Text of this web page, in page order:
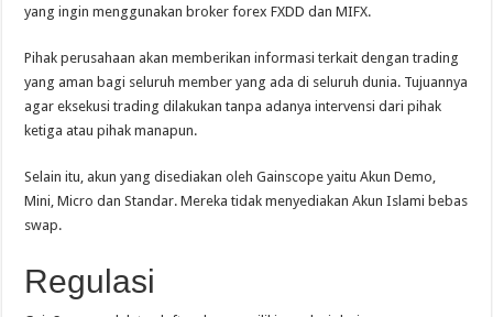
yang ingin menggunakan broker forex FXDD dan MIFX.
Pihak perusahaan akan memberikan informasi terkait dengan trading
yang aman bagi seluruh member yang ada di seluruh dunia. Tujuannya
agar eksekusi trading dilakukan tanpa adanya intervensi dari pihak
ketiga atau pihak manapun.
Selain itu, akun yang disediakan oleh Gainscope yaitu Akun Demo,
Mini, Micro dan Standar. Mereka tidak menyediakan Akun Islami bebas
swap.
Regulasi